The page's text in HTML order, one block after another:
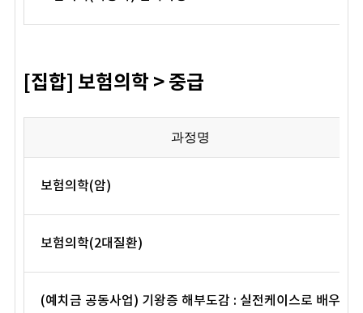
[집합] 보험의학 > 중급
과정명
보험의학(암)
보험의학(2대질환)
(예치금 공동사업) 기왕증 해부도감 : 실전케이스로 배우